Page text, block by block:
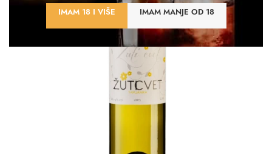
IMAM 18 I VIŠE IMAM MANJE OD 18